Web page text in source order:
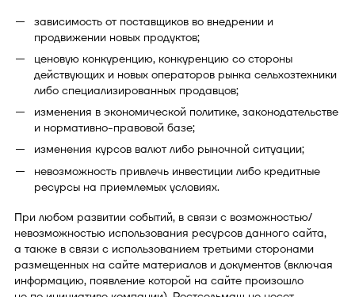
зависимость от поставщиков во внедрении и
продвижении новых продуктов;
ценовую конкуренцию, конкуренцию со стороны
действующих и новых операторов рынка сельхозтехники
либо специализированных продавцов;
изменения в экономической политике, законодательстве
и нормативно-правовой базе;
изменения курсов валют либо рыночной ситуации;
невозможность привлечь инвестиции либо кредитные
ресурсы на приемлемых условиях.
При любом развитии событий, в связи с возможностью/
невозможностью использования ресурсов данного сайта,
а также в связи с использованием третьими сторонами
размещенных на сайте материалов и документов (включая
информацию, появление которой на сайте произошло